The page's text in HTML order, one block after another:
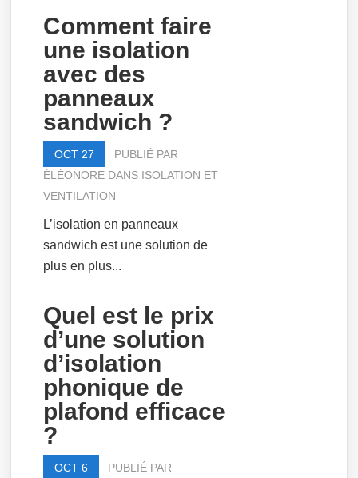
Comment faire
une isolation
avec des
panneaux
sandwich ?
OCT 27
PUBLIÉ PAR
ÉLÉONORE DANS ISOLATION ET
VENTILATION
L’isolation en panneaux
sandwich est une solution de
plus en plus...
Quel est le prix
d’une solution
d’isolation
phonique de
plafond efficace
?
OCT 6
PUBLIÉ PAR